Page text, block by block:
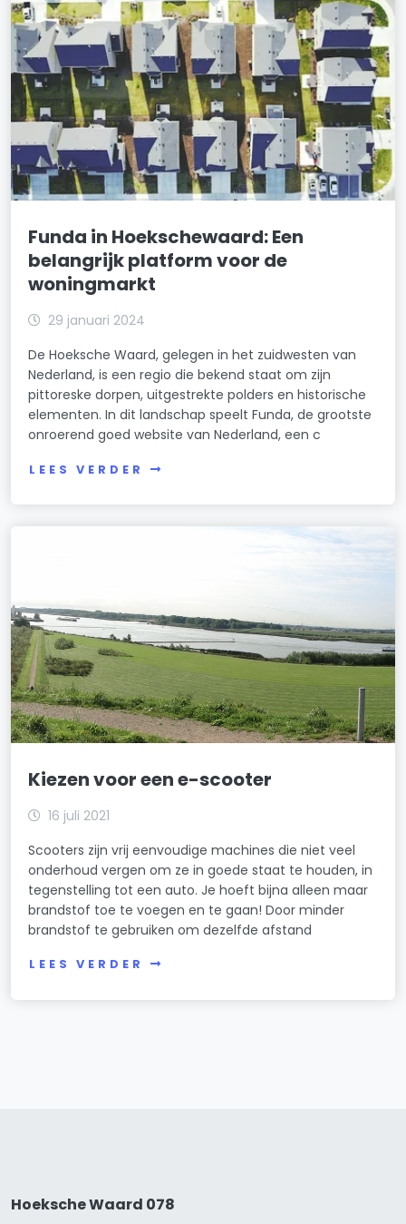
Funda in Hoekschewaard: Een
belangrijk platform voor de
woningmarkt
29 januari 2024
De Hoeksche Waard, gelegen in het zuidwesten van
Nederland, is een regio die bekend staat om zijn
pittoreske dorpen, uitgestrekte polders en historische
elementen. In dit landschap speelt Funda, de grootste
onroerend goed website van Nederland, een c
LEES VERDER
Kiezen voor een e-scooter
16 juli 2021
Scooters zijn vrij eenvoudige machines die niet veel
onderhoud vergen om ze in goede staat te houden, in
tegenstelling tot een auto. Je hoeft bijna alleen maar
brandstof toe te voegen en te gaan! Door minder
brandstof te gebruiken om dezelfde afstand
LEES VERDER
Hoeksche Waard 078